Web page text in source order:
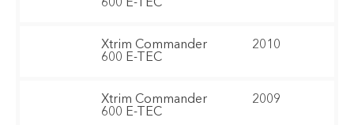
600 E-TEC
Xtrim Commander
600 E-TEC
2010
Xtrim Commander
600 E-TEC
2009